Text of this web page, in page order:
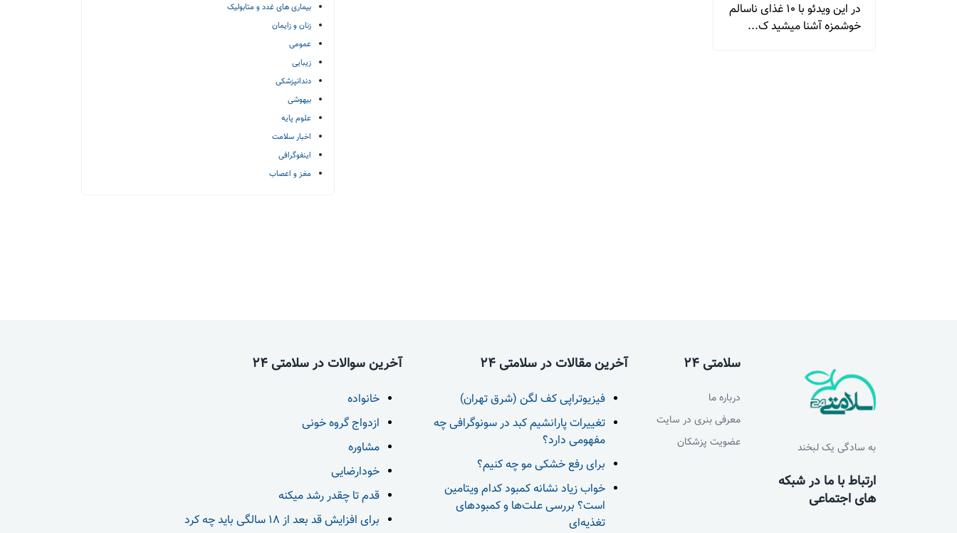
در این ویدئو با 10 غذای ناسالم
خوشمزه آشنا میشید ک...
بیماری های غدد و متابولیک
زنان و زایمان
عمومی
زیبایی
دندانپزشکی
بیهوشی
علوم پایه
اخبار سلامت
اینفوگرافی
مغز و اعصاب
به سادگی یک لبخند
ارتباط با ما در شبکه
های اجتماعی
سلامتی 24
درباره ما
معرفی بنری در سایت
عضویت پزشکان
آخرین مقالات در سلامتی 24
فیزیوتراپی کف لگن (شرق تهران)
تغییرات پارانشیم کبد در سونوگرافی چه
مفهومی دارد؟
برای رفع خشکی مو چه کنیم؟
خواب زیاد نشانه کمبود کدام ویتامین
است؟ بررسی علت‌ها و کمبودهای
تغذیه‌ای
آخرین سوالات در سلامتی 24
خانواده
ازدواج گروه خونی
مشاوره
خودارضایی
قدم تا چقدر رشد میکنه
برای افزایش قد بعد از 18 سالگی باید چه کرد